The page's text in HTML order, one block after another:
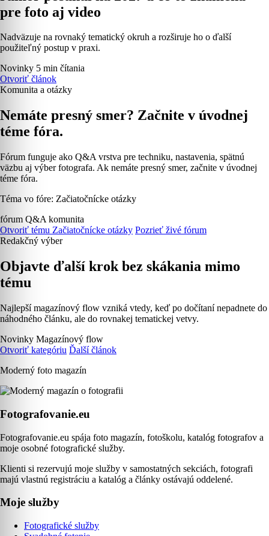
pre foto aj video
Nadväzuje na rovnaký tematický okruh a rozširuje ho o ďalší
použiteľný postup v praxi.
Novinky 5 min čítania
Otvoriť článok
Komunita a otázky
Nemáte presný smer? Začnite v úvodnej
téme fóra.
Fórum funguje ako Q&A vrstva pre techniku, nastavenia, spätnú
väzbu aj výber fotografa. Ak nemáte presný smer, začnite v úvodnej
téme fóra.
Téma vo fóre: Začiatočnícke otázky
fórum Q&A komunita
Otvoriť tému Začiatočnícke otázky Pozrieť živé fórum
Redakčný výber
Objavte ďalší krok bez skákania mimo
tému
Najlepší magazínový flow vzniká vtedy, keď po dočítaní nepadnete do
náhodného článku, ale do rovnakej tematickej vetvy.
Novinky Magazínový flow
Otvoriť kategóriu Ďalší článok
Moderný foto magazín
Fotografovanie.eu
Fotografovanie.eu spája foto magazín, fotoškolu, katalóg fotografov a
moje osobné fotografické služby.
Klienti si rezervujú moje služby v samostatných sekciách, fotografi
majú vlastnú registráciu a katalóg a články ostávajú oddelené.
Moje služby
Fotografické služby